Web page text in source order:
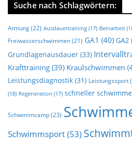
Suche nach Schlagwörtern:
Atmung(22) Ausdauertraining (17) Beinarbeit
Freiwasserschwimmen (21) GA1 (40) GA2
Grundlagenausdauer (33)
Krafttraining (39) Kraulschwimmen
Leistungsdiagnostik (31) Leistungssport
(18) Regeneration (17) schneller
Schwimmcamp(23)
Schwimmsport(53)